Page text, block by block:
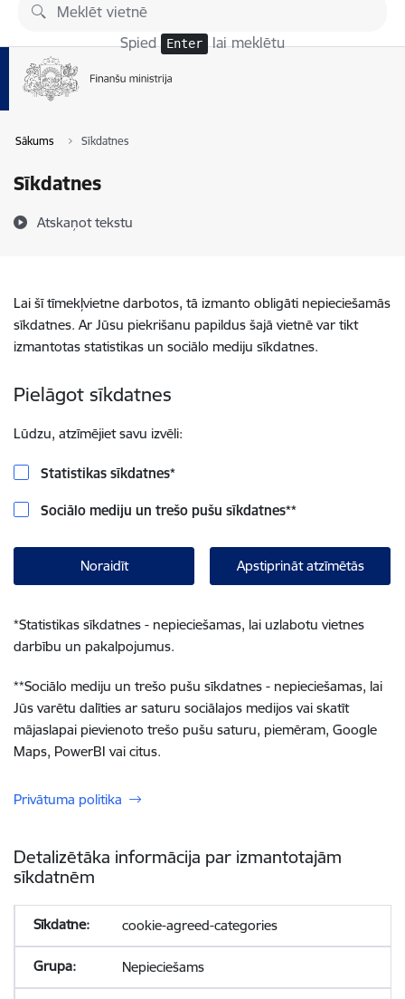
Pāriet uz lapas saturu
Spied Enter lai meklētu
Sākums Sīkdatnes
Sīkdatnes
Atskaņot tekstu
Lai šī tīmekļvietne darbotos, tā izmanto obligāti nepieciešamās
sīkdatnes. Ar Jūsu piekrišanu papildus šajā vietnē var tikt
izmantotas statistikas un sociālo mediju sīkdatnes.
Pielāgot sīkdatnes
Lūdzu, atzīmējiet savu izvēli:
Statistikas sīkdatnes*
Sociālo mediju un trešo pušu sīkdatnes**
Noraidīt Apstiprināt atzīmētās
*Statistikas sīkdatnes - nepieciešamas, lai uzlabotu vietnes
darbību un pakalpojumus.
**Sociālo mediju un trešo pušu sīkdatnes - nepieciešamas, lai
Jūs varētu dalīties ar saturu sociālajos medijos vai skatīt
mājaslapai pievienoto trešo pušu saturu, piemēram, Google
Maps, PowerBI vai citus.
Privātuma politika
Detalizētāka informācija par izmantotajām
sīkdatnēm
cookie-agreed-categories
Nepieciešams